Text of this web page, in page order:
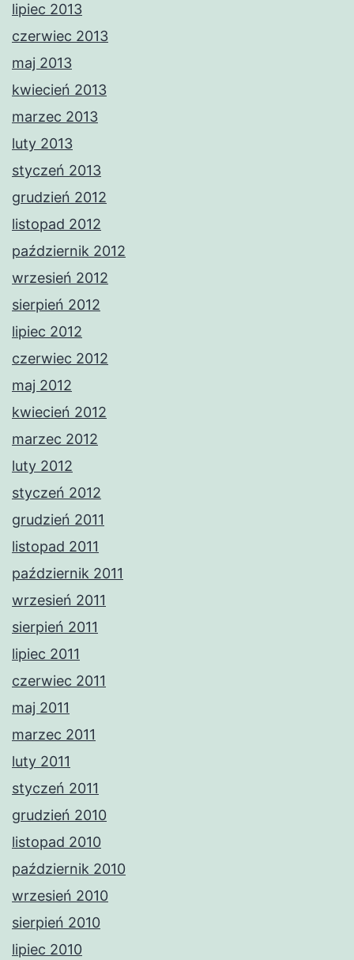
lipiec 2013
czerwiec 2013
maj 2013
kwiecień 2013
marzec 2013
luty 2013
styczeń 2013
grudzień 2012
listopad 2012
październik 2012
wrzesień 2012
sierpień 2012
lipiec 2012
czerwiec 2012
maj 2012
kwiecień 2012
marzec 2012
luty 2012
styczeń 2012
grudzień 2011
listopad 2011
październik 2011
wrzesień 2011
sierpień 2011
lipiec 2011
czerwiec 2011
maj 2011
marzec 2011
luty 2011
styczeń 2011
grudzień 2010
listopad 2010
październik 2010
wrzesień 2010
sierpień 2010
lipiec 2010